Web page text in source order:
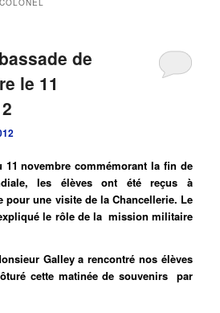
COLONEL
de
le 11
11 novembre commémorant la fin de
les élèves ont été reçus à
pour une visite de la Chancellerie. Le
le rôle de la mission militaire
Galley a rencontré nos élèves
cette matinée de souvenirs par